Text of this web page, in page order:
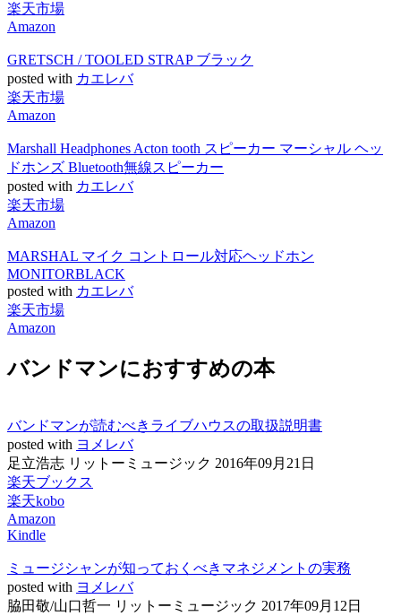
楽天市場
Amazon
GRETSCH / TOOLED STRAP ブラック
posted with カエレバ
楽天市場
Amazon
Marshall Headphones Acton tooth スピーカー マーシャル ヘッ
ドホンズ Bluetooth無線スピーカー
posted with カエレバ
楽天市場
Amazon
MARSHAL マイク コントロール対応ヘッドホン
MONITORBLACK
posted with カエレバ
楽天市場
Amazon
バンドマンにおすすめの本
バンドマンが読むべきライブハウスの取扱説明書
posted with ヨメレバ
足立浩志 リットーミュージック 2016年09月21日
楽天ブックス
楽天kobo
Amazon
Kindle
ミュージシャンが知っておくべきマネジメントの実務
posted with ヨメレバ
脇田敬/山口哲一 リットーミュージック 2017年09月12日